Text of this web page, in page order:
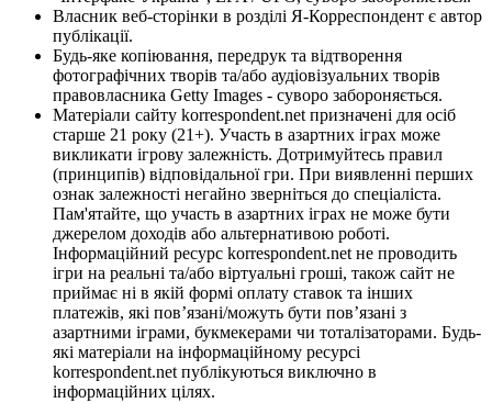
Власник веб-сторінки в розділі Я-Корреспондент є автор
публікації.
Будь-яке копіювання, передрук та відтворення
фотографічних творів та/або аудіовізуальних творів
правовласника Getty Images - суворо забороняється.
Матеріали сайту korrespondent.net призначені для осіб
старше 21 року (21+). Участь в азартних іграх може
викликати ігрову залежність. Дотримуйтесь правил
(принципів) відповідальної гри. При виявленні перших
ознак залежності негайно зверніться до спеціаліста.
Пам'ятайте, що участь в азартних іграх не може бути
джерелом доходів або альтернативою роботі.
Інформаційний ресурс korrespondent.net не проводить
ігри на реальні та/або віртуальні гроші, також сайт не
приймає ні в якій формі оплату ставок та інших
платежів, які пов’язані/можуть бути пов’язані з
азартними іграми, букмекерами чи тоталізаторами. Будь-
які матеріали на інформаційному ресурсі
korrespondent.net публікуються виключно в
інформаційних цілях.